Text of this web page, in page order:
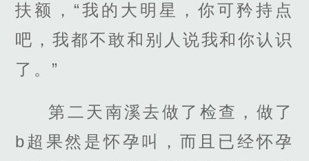
扶额，“我的大明星，你可矜持点
吧，我都不敢和别人说我和你认识
了。”
第二天南溪去做了检查，做了
b超果然是怀孕叫，而且已经怀孕